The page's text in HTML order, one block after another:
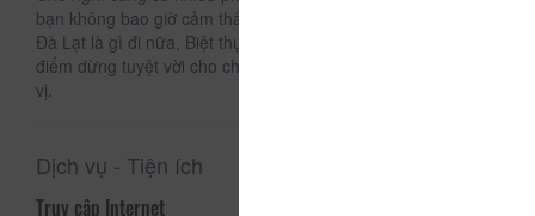
bạn không bao giờ cảm thấy nhàm chán. Cho lý do để đến
Đà Lạt là gì đi nữa, Biệt thự Du lịch Bạch Tuyết vẫn là một
điểm dừng tuyệt vời cho chuyến nghỉ mát đầy háo hức và thú
vị.
Dịch vụ - Tiện ích
Truy cập Internet